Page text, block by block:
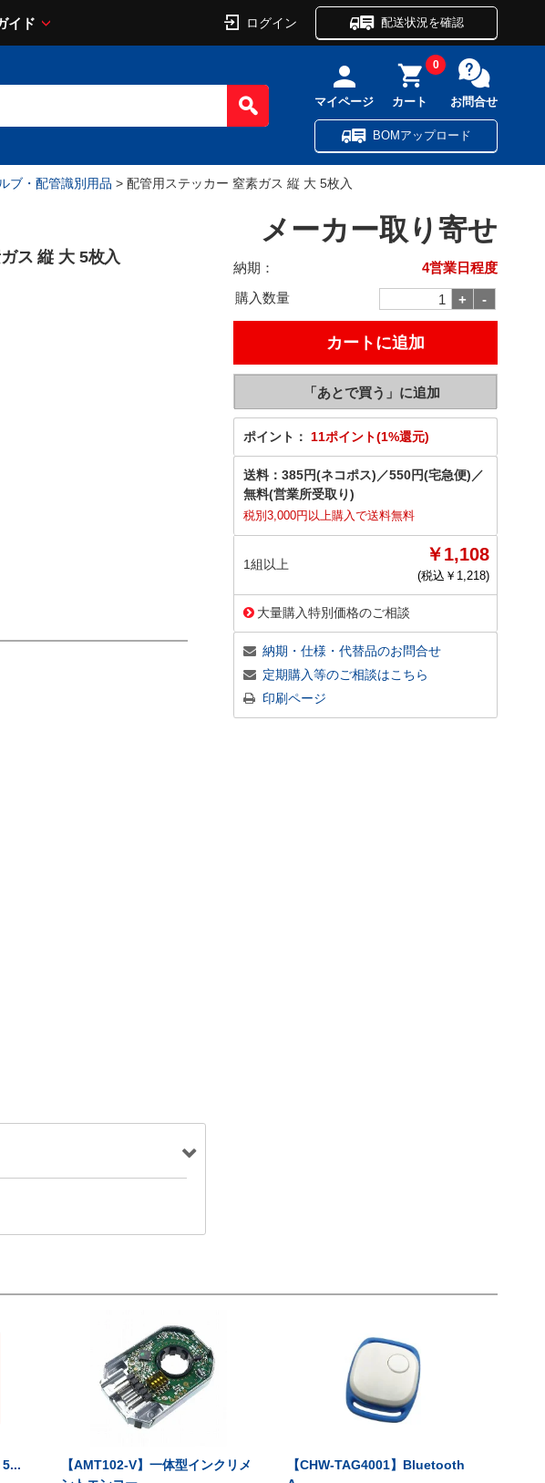
イド ログイン 配送状況を確認
マイページ カート
0
お問合せ
BOMアップロード
ブ・配管識別用品 > 配管用ステッカー 窒素ガス 縦 大 5枚入
ス 縦 大 5枚入
メーカー取り寄せ
納期：
4営業日程度
購入数量
ポイント： 11ポイント(1%還元)
送料： 385円(ネコポス) ／550円(宅急便) ／
無料(営業所受取り)
税別3,000円以上購入で送料無料
1組以上 ￥1,108
(税込￥ 1,218)
大量購入特別価格のご相談
納期・仕様・代替品のお問合せ
定期購入等のご相談はこちら
印刷ページ
【AMT102-V】一体型インクリメ
【CHW-TAG4001】Bluetooth